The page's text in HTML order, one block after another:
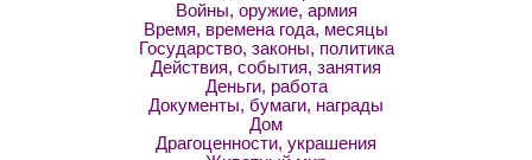
Войны, оружие, армия
Время, времена года, месяцы
Государство, законы, политика
Действия, события, занятия
Деньги, работа
Документы, бумаги, награды
Дом
Драгоценности, украшения